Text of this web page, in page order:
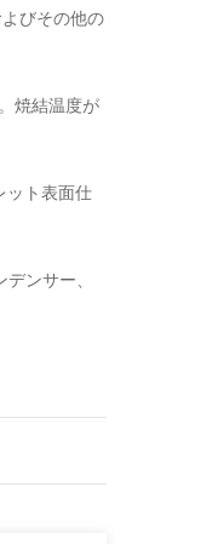
びその他の
焼結温度が
ット表面仕
ンサー、